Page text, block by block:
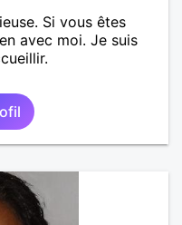
Si vous êtes
avec moi. Je suis